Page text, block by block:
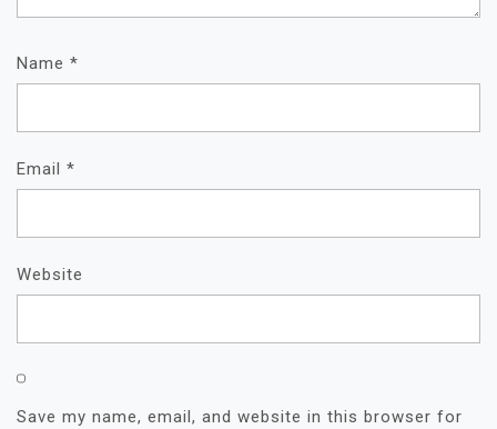
Name *
Email *
Website
Save my name, email, and website in this browser for